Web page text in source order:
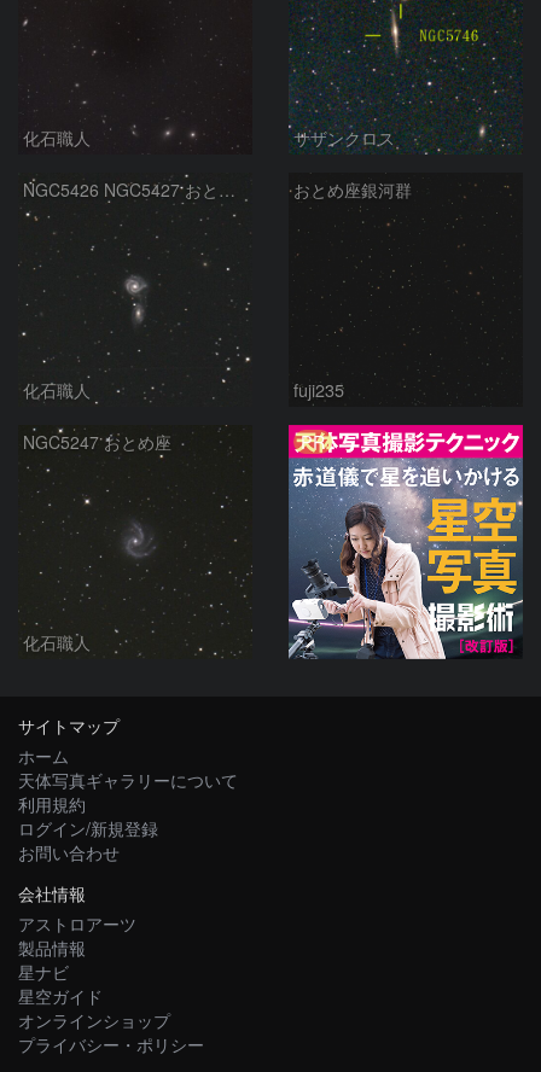
化石職人 サザンクロス
NGC5426 NGC5427 おとめ座
化石職人
おとめ座銀河群
fuji235
NGC5247 おとめ座
化石職人
PR
サイトマップ
ホーム
天体写真ギャラリーについて
利用規約
ログイン/新規登録
お問い合わせ
会社情報
アストロアーツ
製品情報
星ナビ
星空ガイド
オンラインショップ
プライバシー・ポリシー